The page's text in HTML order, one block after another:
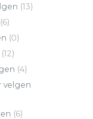
(13)
(6)
(0)
(12)
(4)
velgen
(6)